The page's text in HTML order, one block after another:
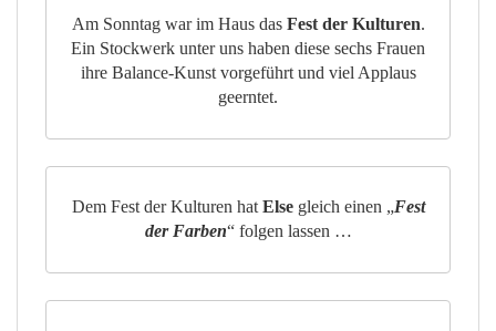
Am Sonntag war im Haus das Fest der Kulturen.
Ein Stockwerk unter uns haben diese sechs Frauen
ihre Balance-Kunst vorgeführt und viel Applaus
geerntet.
Dem Fest der Kulturen hatElsegleich einen „Fest
der Farben“ folgen lassen …